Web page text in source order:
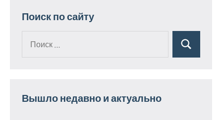
Поиск по сайту
Поиск
Вышло недавно и актуально